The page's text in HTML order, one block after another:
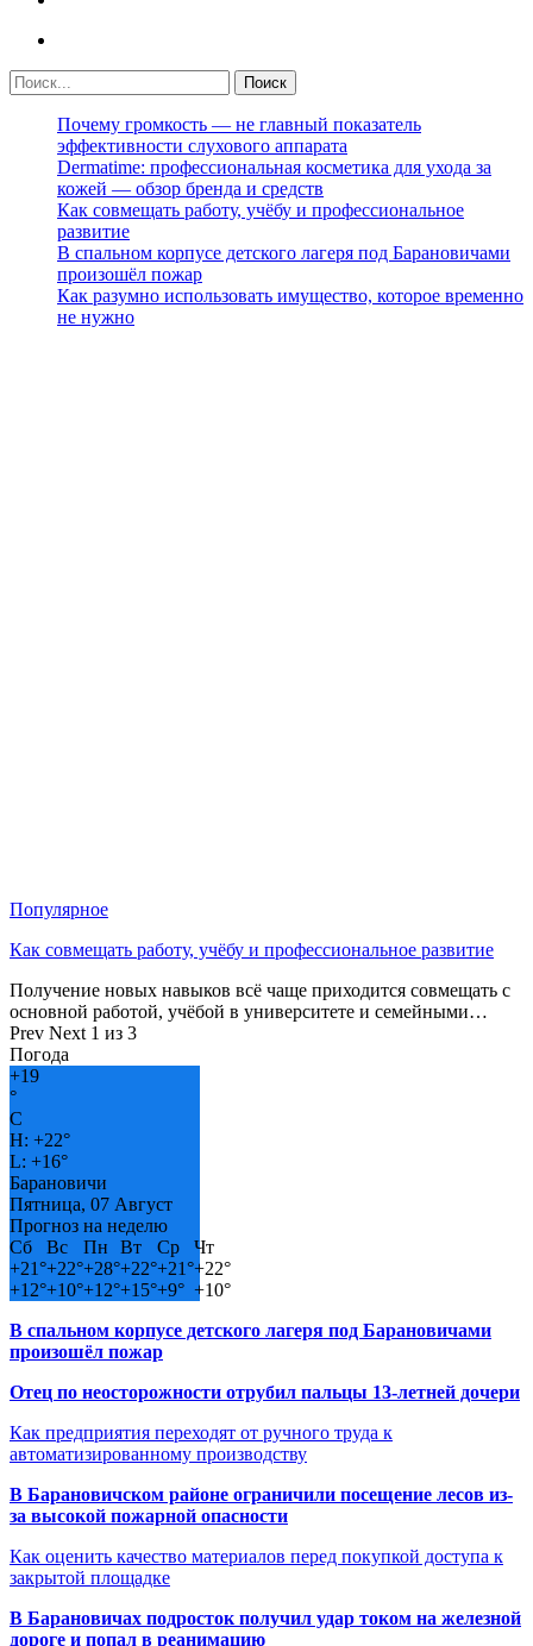
Почему громкость — не главный показатель
эффективности слухового аппарата
Dermatime: профессиональная косметика для ухода за
кожей — обзор бренда и средств
Как совмещать работу, учёбу и профессиональное
развитие
В спальном корпусе детского лагеря под Барановичами
произошёл пожар
Как разумно использовать имущество, которое временно
не нужно
Популярное
Как совмещать работу, учёбу и профессиональное развитие
Получение новых навыков всё чаще приходится совмещать с
основной работой, учёбой в университете и семейными…
Prev Next 1 из 3
Погода
+19
°
C
H: +22°
L: +16°
Барановичи
Пятница, 07 Август
Прогноз на неделю
Сб
Вс Пн Вт Ср
Чт
+21°+22°+28°+22°+21°+22°
+12°+10°+12°+15°+9° +10°
В спальном корпусе детского лагеря под Барановичами
произошёл пожар
Отец по неосторожности отрубил пальцы 13-летней дочери
Как предприятия переходят от ручного труда к
автоматизированному производству
В Барановичском районе ограничили посещение лесов из-
за высокой пожарной опасности
Как оценить качество материалов перед покупкой доступа к
закрытой площадке
В Барановичах подросток получил удар током на железной
дороге и попал в реанимацию